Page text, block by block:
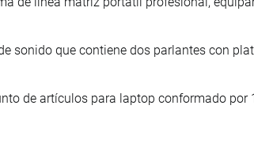
sonido que contiene dos parlantes con
de artículos para laptop conformado